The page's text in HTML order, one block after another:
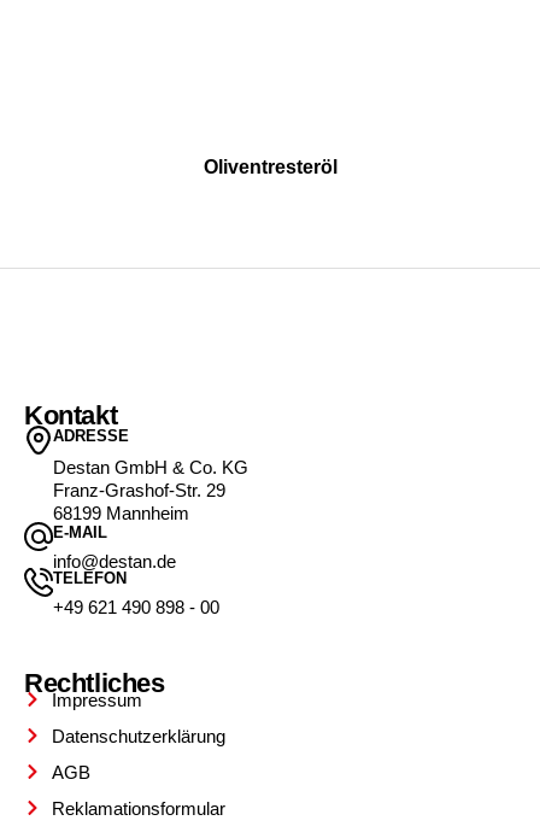
Oliventresteröl
Kontakt
ADRESSE
Destan GmbH & Co. KG
Franz-Grashof-Str. 29
68199 Mannheim
E-MAIL
info@destan.de
TELEFON
+49 621 490 898 - 00
Rechtliches
Impressum
Datenschutzerklärung
AGB
Reklamationsformular